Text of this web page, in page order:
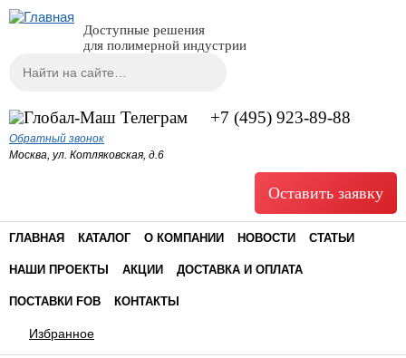
Доступные решения
для полимерной индустрии
Форма поиска
+7 (495) 923-89-88
Обратный звонок
Москва, ул. Котляковская, д.6
Оставить заявку
ГЛАВНАЯ КАТАЛОГ О КОМПАНИИ НОВОСТИ СТАТЬИ
НАШИ ПРОЕКТЫ АКЦИИ ДОСТАВКА И ОПЛАТА
ПОСТАВКИ FOB КОНТАКТЫ
Избранное